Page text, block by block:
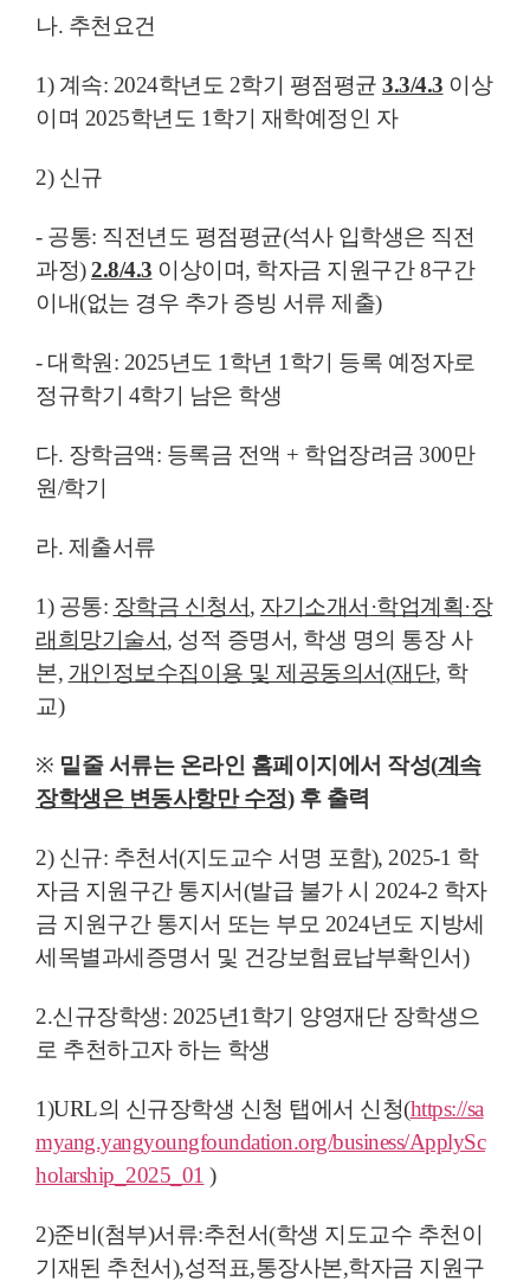
나. 추천요건
1) 계속: 2024학년도 2학기 평점평균 3.3/4.3 이상
이며 2025학년도 1학기 재학예정인 자
2) 신규
- 공통: 직전년도 평점평균(석사 입학생은 직전
과정)2.8/4.3 이상이며, 학자금 지원구간 8구간
이내(없는 경우 추가 증빙 서류 제출)
- 대학원: 2025년도 1학년 1학기 등록 예정자로
정규학기 4학기 남은 학생
다. 장학금액: 등록금 전액 + 학업장려금 300만
원/학기
라. 제출서류
1) 공통: 장학금 신청서, 자기소개서 ·학업계획·장
래희망기술서, 성적 증명서, 학생 명의 통장 사
본, 개인정보수집이용 및 제공동의서(재단, 학
교)
※ 밑줄 서류는 온라인 홈페이지에서 작성(계속
장학생은 변동사항만 수정) 후 출력
2) 신규: 추천서(지도교수 서명 포함), 2025-1 학
자금 지원구간 통지서(발급 불가 시 2024-2 학자
금 지원구간 통지서 또는 부모 2024년도 지방세
세목별과세증명서 및 건강보험료납부확인서)
2.신규장학생: 2025년1학기 양영재단 장학생으
로 추천하고자 하는 학생
1)URL의 신규장학생 신청 탭에서 신청(https://sa
myang.yangyoungfoundation.org/business/ApplySc
holarship_2025_01 )
2)준비(첨부)서류:추천서(학생 지도교수 추천이
기재된 추천서),성적표,통장사본,학자금 지원구